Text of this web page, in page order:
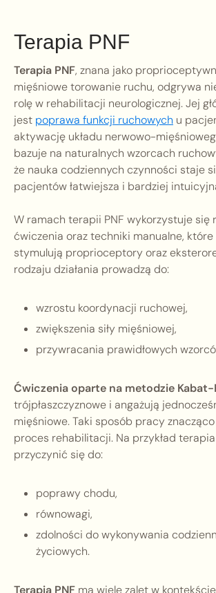
Terapia PNF
Terapia PNF, znana jako
mięśniowe torowanie ruchu, odgrywa
rolę w rehabilitacji neurologicznej. Jej
jest poprawa funkcji ruchowych u
aktywację układu nerwowo-
bazuje na naturalnych wzorcach
że nauka codziennych czynności staje
pacjentów łatwiejsza i bardziej
W ramach terapii PNF wykorzystuje się
ćwiczenia oraz techniki manualne,
stymulują proprioceptory oraz
rodzaju działania prowadzą do:
wzrostu koordynacji ruchowej,
zwiększenia siły mięśniowej,
przywracania prawidłowych
Ćwiczenia oparte na metodzie Kabat-
trójpłaszczyznowe i angażują
mięśniowe. Taki sposób pracy
proces rehabilitacji. Na przykład terapia
przyczynić się do:
poprawy chodu,
równowagi,
zdolności do wykonywania
życiowych.
Terapia PNF ma wiele zalet w